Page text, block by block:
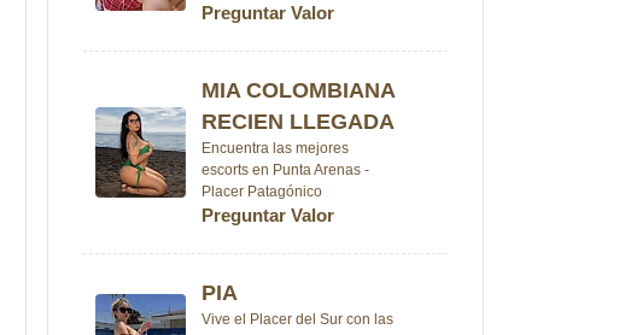
Preguntar Valor
MIA COLOMBIANA
RECIEN LLEGADA
Encuentra las mejores
escorts en Punta Arenas -
Placer Patagónico
Preguntar Valor
PIA
Vive el Placer del Sur con las